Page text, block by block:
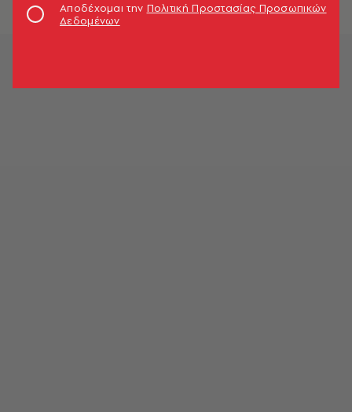
Αποδέχομαι την Πολιτική Προστασίας Προσωπικών
Δεδομένων